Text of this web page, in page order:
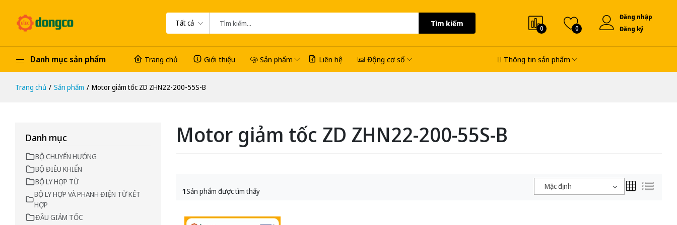
Tất cả Tìm kiếm
0 0
Đăng nhập
Đăng ký
Danh mục sản phẩm Trang chủ Giới thiệu Sản phẩm Liên hệ Động cơ số Thông tin sản phẩm
Trang chủ Sản phẩm Motor giảm tốc ZD ZHN22-200-55S-B
Danh mục
BỘ CHUYỂN HƯỚNG
BỘ ĐIỀU KHIỂN
BỘ LY HỢP TỪ
BỘ LY HỢP VÀ PHANH ĐIỆN TỪ KẾT
HỢP
ĐẦU GIẢM TỐC
Motor giảm tốc ZD ZHN22-200-55S-B
1Sản phẩm được tìm thấy
Mặc định